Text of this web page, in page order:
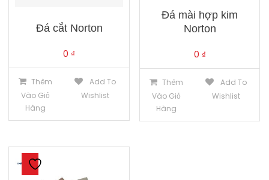
Đá cắt Norton
0 ₫
Thêm
Vào Giỏ
Hàng
Add To
Wishlist
Đá mài hợp kim
Norton
0 ₫
Thêm
Vào Giỏ
Hàng
Add To
Wishlist